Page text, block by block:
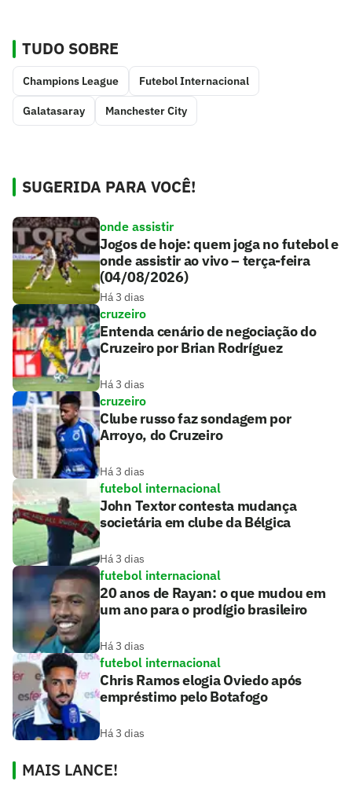
TUDO SOBRE
Champions League Futebol Internacional
Galatasaray Manchester City
SUGERIDA PARA VOCÊ!
onde assistir
Jogos de hoje: quem joga no futebol e
onde assistir ao vivo – terça-feira
(04/08/2026)
Há 3 dias
cruzeiro
Entenda cenário de negociação do
Cruzeiro por Brian Rodríguez
Há 3 dias
cruzeiro
Clube russo faz sondagem por
Arroyo, do Cruzeiro
Há 3 dias
futebol internacional
John Textor contesta mudança
societária em clube da Bélgica
Há 3 dias
futebol internacional
20 anos de Rayan: o que mudou em
um ano para o prodígio brasileiro
Há 3 dias
futebol internacional
Chris Ramos elogia Oviedo após
empréstimo pelo Botafogo
Há 3 dias
MAIS LANCE!